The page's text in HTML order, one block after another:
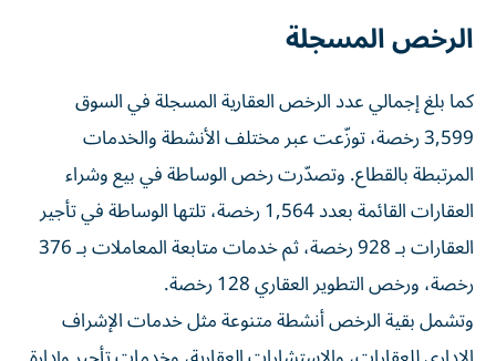
الرخص المسجلة
كما بلغ إجمالي عدد الرخص العقارية المسجلة في السوق
3,599 رخصة، توزّعت عبر مختلف الأنشطة والخدمات
المرتبطة بالقطاع. وتصدّرت رخص الوساطة في بيع وشراء
العقارات القائمة بعدد 1,564 رخصة، تلتها الوساطة في تأجير
العقارات بـ 928 رخصة، ثم خدمات متابعة المعاملات بـ 376
رخصة، ورخص التطوير العقاري 128 رخصة.
وتشمل بقية الرخص أنشطة متنوعة مثل خدمات الإشراف